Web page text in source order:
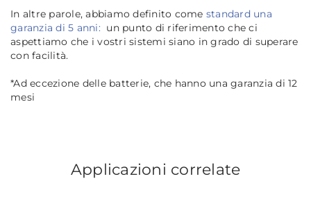
In altre parole, abbiamo definito come standard una
garanzia di 5 anni: un punto di riferimento che ci
aspettiamo che i vostri sistemi siano in grado di superare
con facilità.
*Ad eccezione delle batterie, che hanno una garanzia di 12
mesi
Applicazioni correlate